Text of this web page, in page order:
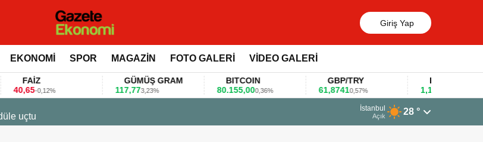
Giriş Yap
EKONOMİ SPOR MAGAZİN FOTO GALERİ VİDEO GALERİ
FAİZ
40,65-0,12%
GÜMÜŞ GRAM
117,773,23%
BITCOIN
80.155,000,36%
GBP/TRY
61,87410,57%
EUR/USD
1,17810,47%
Firmalar gıda fuarlarını bu anket ile değerlendirdi
İstanbul
Açık 28 °